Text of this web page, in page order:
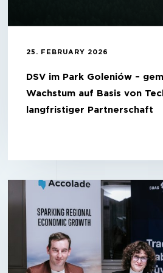
25. FEBRUARY 2026
DSV im Park Goleniów –
Wachstum auf Basis von
langfristiger Partnerschaft